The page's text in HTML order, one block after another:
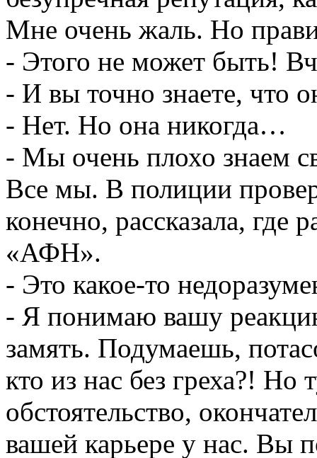
Мне очень жаль. Но
- Этого не может быть!
- И вы точно знаете, что
- Нет. Но она никогда…
- Мы очень плохо знаем
Все мы. В полиции
конечно, рассказала, где
«АФН».
- Это какое-то
- Я понимаю вашу
замять. Подумаешь,
кто из нас без греха?! Но
обстоятельство,
вашей карьере у нас. Вы